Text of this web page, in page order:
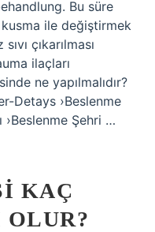
Bu süre
kusma ile değiştirmek
çıkarılması
ilaçları
ne yapılmalıdır?
Detays ›Beslenme
›Beslenme Şehri …
KAÇ